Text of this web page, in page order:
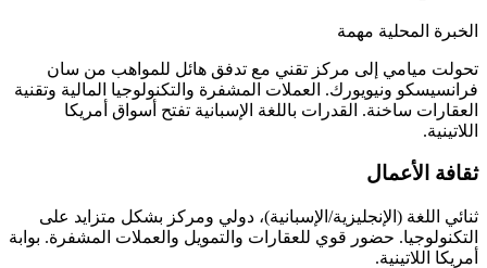
الخبرة المحلية مهمة
تحولت ميامي إلى مركز تقني مع تدفق هائل للمواهب من سان
فرانسيسكو ونيويورك. العملات المشفرة والتكنولوجيا المالية وتقنية
العقارات ساخنة. القدرات باللغة الإسبانية تفتح أسواق أمريكا
اللاتينية.
ثقافة الأعمال
ثنائي اللغة (الإنجليزية/الإسبانية)، دولي ومركز بشكل متزايد على
التكنولوجيا. حضور قوي للعقارات والتمويل والعملات المشفرة. بوابة
أمريكا اللاتينية.